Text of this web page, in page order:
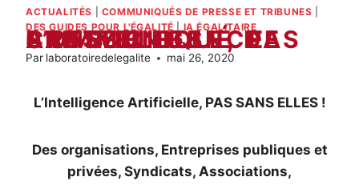
ACTUALITÉS COMMUNIQUÉS DE PRESSE ET TRIBUNES
DES GUIDES POUR L'ÉGALITÉ
IA ÉGALITAIRE
L’INTELLIGENCE ARTIFICIELLE, PAS SANS ELLES ! COMMUNIQUÉ DE PRESSE
Par laboratoiredelegalite mai 26, 2020
L’Intelligence Artificielle, PAS SANS ELLES !
Des organisations, Entreprises publiques et
privées, Syndicats, Associations,